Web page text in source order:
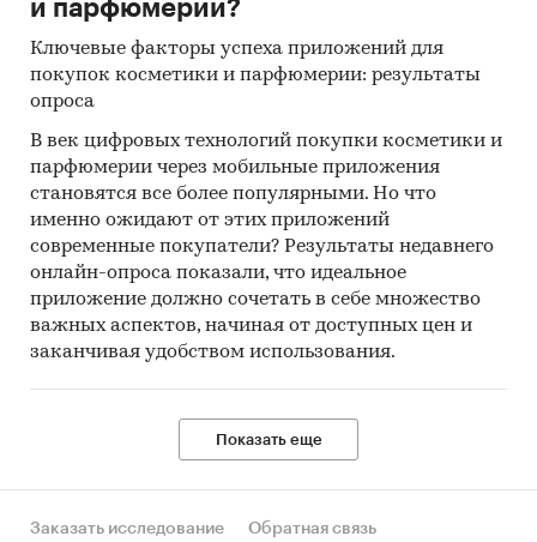
и парфюмерии?
Ключевые факторы успеха приложений для
покупок косметики и парфюмерии: результаты
опроса
В век цифровых технологий покупки косметики и
парфюмерии через мобильные приложения
становятся все более популярными. Но что
именно ожидают от этих приложений
современные покупатели? Результаты недавнего
онлайн-опроса показали, что идеальное
приложение должно сочетать в себе множество
важных аспектов, начиная от доступных цен и
заканчивая удобством использования.
Показать еще
Заказать исследование Обратная связь